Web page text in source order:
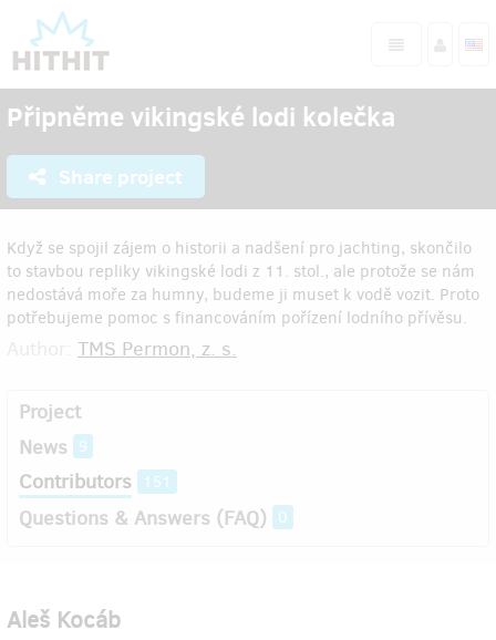
Připněme vikingské lodi kolečka
Share project
Když se spojil zájem o historii a nadšení pro jachting, skončilo
to stavbou repliky vikingské lodi z 11. stol., ale protože se nám
nedostává moře za humny, budeme ji muset k vodě vozit. Proto
potřebujeme pomoc s financováním pořízení lodního přívěsu.
TMS Permon, z. s.
Project
News
9
Contributors 151
Questions & Answers (FAQ) 0
Aleš Kocáb